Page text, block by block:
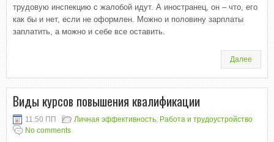
трудовую инспекцию с жалобой идут. А иностранец, он – что, его
как бы и нет, если не оформлен. Можно и половину зарплаты
заплатить, а можно и себе все оставить.
Далее
Виды курсов повышения квалификации
11:50 ПП Личная эффективность, Работа и трудоустройство
No comments